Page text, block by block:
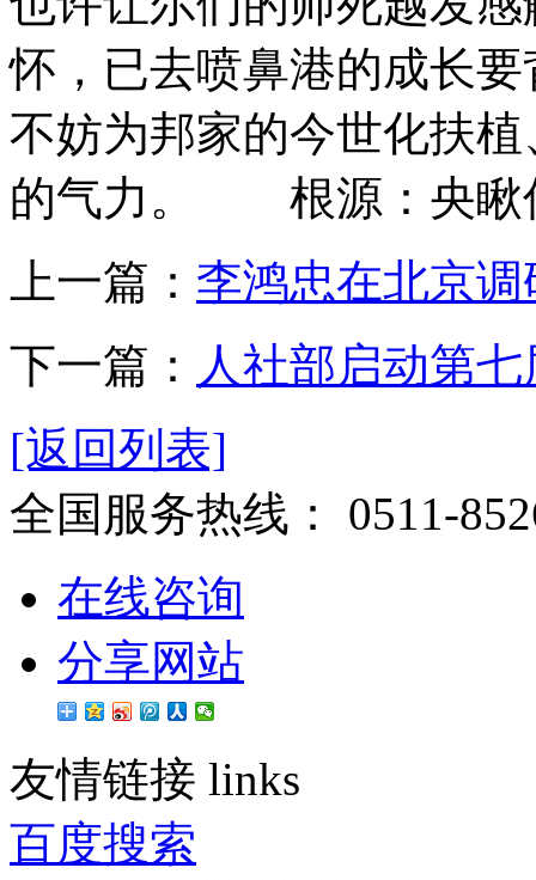
怀，已去喷鼻港的成长
不妨为邦家的今世化扶
的气力。 根源：央瞅
上一篇： 李鸿忠在北京
下一篇： 人社部启动第
[返回列表]
全国服务热线： 0511-
在线咨询
分享网站
友情链接 links
百度搜索